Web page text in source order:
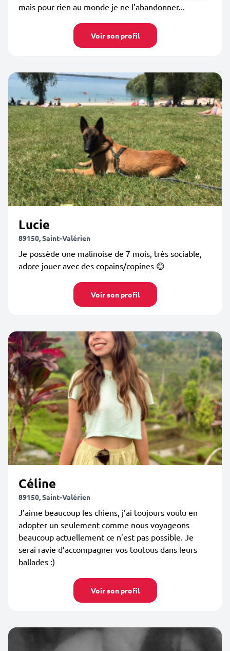
mais pour rien au monde je ne l’abandonner...
Voir son profil
Lucie
89150, Saint-Valérien
Je possède une malinoise de 7 mois, très sociable,
adore jouer avec des copains/copines 😊
Voir son profil
Céline
89150, Saint-Valérien
J’aime beaucoup les chiens, j’ai toujours voulu en
adopter un seulement comme nous voyageons
beaucoup actuellement ce n’est pas possible. Je
serai ravie d’accompagner vos toutous dans leurs
ballades :)
Voir son profil